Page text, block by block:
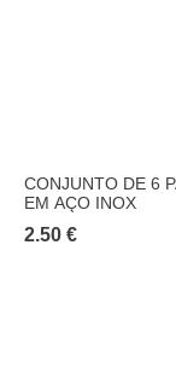
CONJUNTO DE 6
EM AÇO INOX
2.50 €